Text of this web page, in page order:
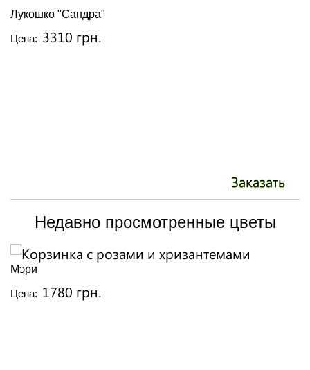
Лукошко "Сандра"
Цена: 3310 грн.
Заказать
Недавно просмотренные цветы
Мэри
Цена: 1780 грн.